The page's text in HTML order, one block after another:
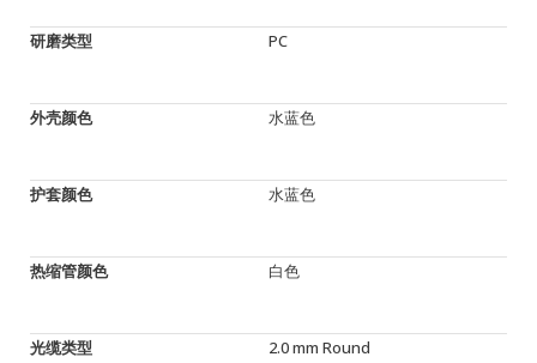
研磨类型 PC
外壳颜色 水蓝色
护套颜色 水蓝色
热缩管颜色 白色
光缆类型 2.0 mm Round